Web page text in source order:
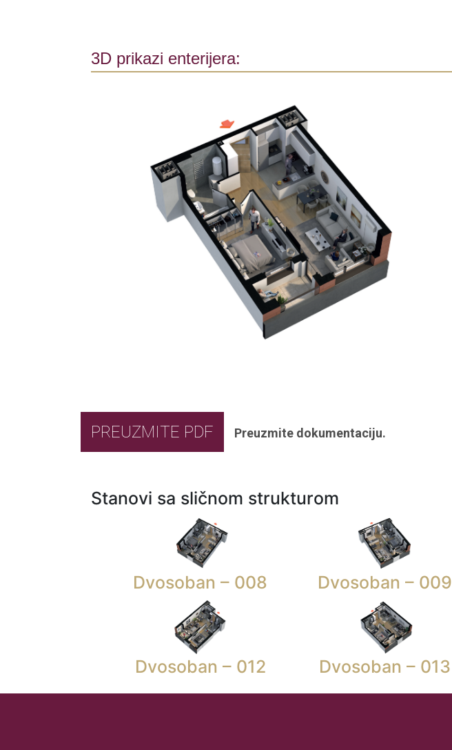
3D prikazi enterijera:
PREUZMITE PDF Preuzmite dokumentaciju.
Stanovi sa sličnom strukturom
Dvosoban – 008 Dvosoban – 009
Dvosoban – 012 Dvosoban – 013